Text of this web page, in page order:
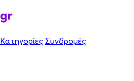
Κατηγορίες Συνδρομές